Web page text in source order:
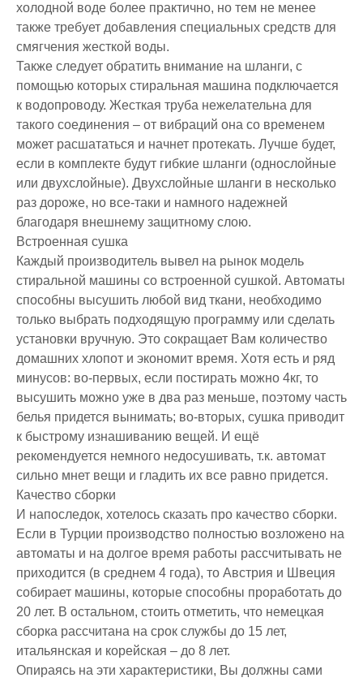
холодной воде более практично, но тем не менее
также требует добавления специальных средств для
смягчения жесткой воды.
Также следует обратить внимание на шланги, с
помощью которых стиральная машина подключается
к водопроводу. Жесткая труба нежелательна для
такого соединения – от вибраций она со временем
может расшататься и начнет протекать. Лучше будет,
если в комплекте будут гибкие шланги (однослойные
или двухслойные). Двухслойные шланги в несколько
раз дороже, но все-таки и намного надежней
благодаря внешнему защитному слою.
Встроенная сушка
Каждый производитель вывел на рынок модель
стиральной машины со встроенной сушкой. Автоматы
способны высушить любой вид ткани, необходимо
только выбрать подходящую программу или сделать
установки вручную. Это сокращает Вам количество
домашних хлопот и экономит время. Хотя есть и ряд
минусов: во-первых, если постирать можно 4кг, то
высушить можно уже в два раз меньше, поэтому часть
белья придется вынимать; во-вторых, сушка приводит
к быстрому изнашиванию вещей. И ещё
рекомендуется немного недосушивать, т.к. автомат
сильно мнет вещи и гладить их все равно придется.
Качество сборки
И напоследок, хотелось сказать про качество сборки.
Если в Турции производство полностью возложено на
автоматы и на долгое время работы рассчитывать не
приходится (в среднем 4 года), то Австрия и Швеция
собирает машины, которые способны проработать до
20 лет. В остальном, стоить отметить, что немецкая
сборка рассчитана на срок службы до 15 лет,
итальянская и корейская – до 8 лет.
Опираясь на эти характеристики, Вы должны сами